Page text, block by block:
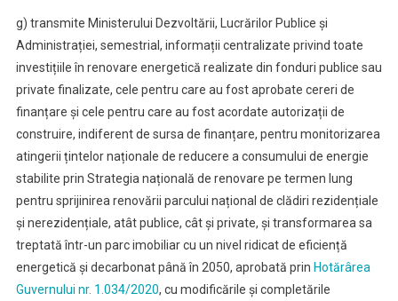
g) transmite Ministerului Dezvoltării, Lucrărilor Publice și
Administrației, semestrial, informații centralizate privind toate
investițiile în renovare energetică realizate din fonduri publice sau
private finalizate, cele pentru care au fost aprobate cereri de
finanțare și cele pentru care au fost acordate autorizații de
construire, indiferent de sursa de finanțare, pentru monitorizarea
atingerii țintelor naționale de reducere a consumului de energie
stabilite prin Strategia națională de renovare pe termen lung
pentru sprijinirea renovării parcului național de clădiri rezidențiale
și nerezidențiale, atât publice, cât și private, și transformarea sa
treptată într-un parc imobiliar cu un nivel ridicat de eficiență
energetică și decarbonat până în 2050, aprobată prin Hotărârea
Guvernului nr. 1.034/2020, cu modificările și completările